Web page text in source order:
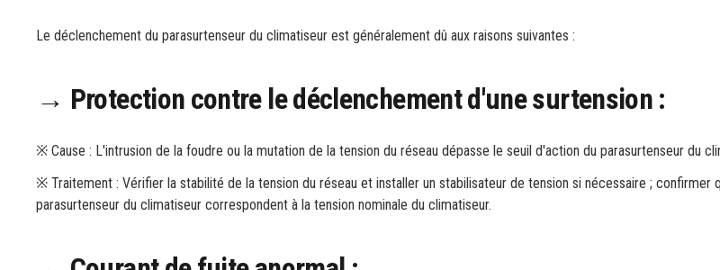
Le déclenchement du parasurtenseur du climatiseur est généralement dû aux raisons suivantes :
→ Protection contre le déclenchement d'une surtension :
※ Cause : L'intrusion de la foudre ou la mutation de la tension du réseau dépasse le seuil d'action du parasurtenseur du
※ Traitement : Vérifier la stabilité de la tension du réseau et installer un stabilisateur de tension si nécessaire ; confirmer
parasurtenseur du climatiseur correspondent à la tension nominale du climatiseur.